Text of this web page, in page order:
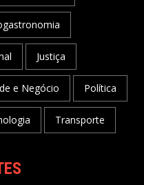
Justiça
e Negócio Política
Transporte